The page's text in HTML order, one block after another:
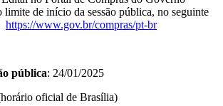
limite de início da sessão pública, no seguinte
https://www.gov.br/compras/pt-br
pública: 24/01/2025
oficial de Brasília)